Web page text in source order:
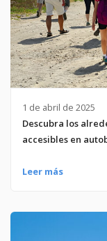
1 de abril de 2025
Descubra los
accesibles en
Leer más